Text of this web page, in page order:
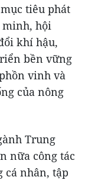
tiêu phát
hội
khí hậu,
bền vững
vinh và
của nông
Trung
nữa công tác
nhân, tập